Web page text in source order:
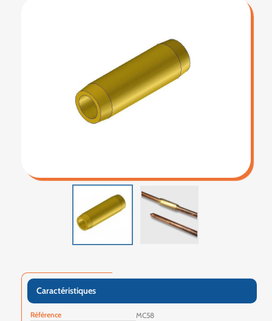
Caractéristiques
Référence
MC58